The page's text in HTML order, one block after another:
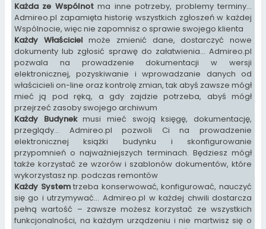
Każda ze Wspólnotma inne potrzeby, problemy terminy…
Admireo.pl zapamięta historię wszystkich zgłoszeń w każdej
Wspólnocie, więc nie zapomnisz o sprawie swojego klienta
Każdy Właściciel może zmienić dane, dostarczyć nowe
dokumenty lub zgłosić sprawę do załatwienia… Admireo.pl
pozwala na prowadzenie dokumentacji w wersji
elektronicznej, pozyskiwanie i wprowadzanie danych od
właścicieli on-line oraz kontrolę zmian, tak abyś zawsze mógł
mieć ją pod ręką, a gdy zajdzie potrzeba, abyś mógł
przejrzeć zasoby swojego archiwum
Każdy Budynekmusi mieć swoją księgę, dokumentację,
przeglądy… Admireo.pl pozwoli Ci na prowadzenie
elektronicznej książki budynku i skonfigurowanie
przypomnień o najważniejszych terminach. Będziesz mógł
także korzystać ze wzorów i szablonów dokumentów, które
wykorzystasz np. podczas remontów
Każdy Systemtrzeba konserwować, konfigurować, nauczyć
się go i utrzymywać… Admireo.pl w każdej chwili dostarcza
pełną wartość – zawsze możesz korzystać ze wszystkich
funkcjonalności, na każdym urządzeniu i nie martwisz się o